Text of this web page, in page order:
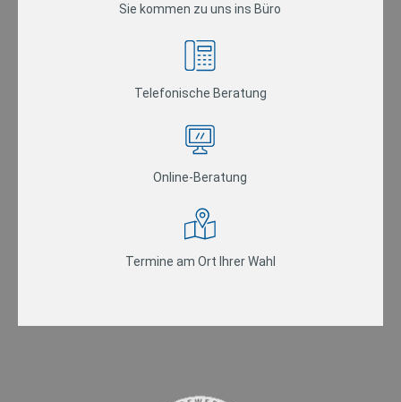
Sie kommen zu uns ins Büro
Telefonische Beratung
Online-Beratung
Termine am Ort Ihrer Wahl